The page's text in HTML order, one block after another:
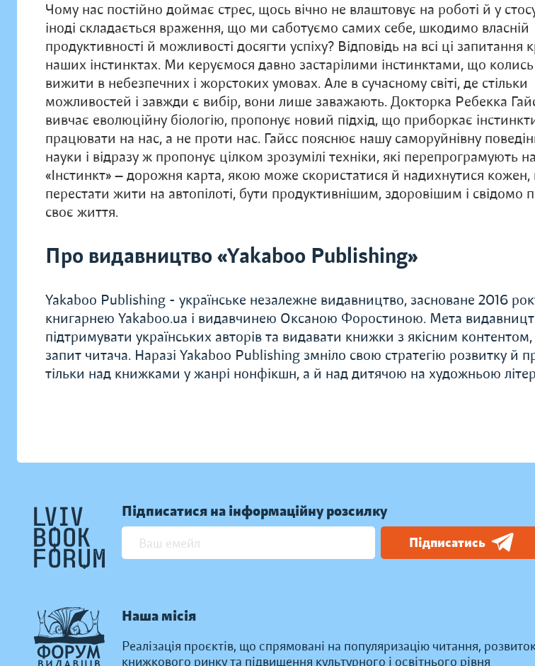
Чому нас постійно доймає стрес, щось вічно не влаштовує на роботі й у
іноді складається враження, що ми саботуємо самих себе, шкодимо власній
продуктивності й можливості досягти успіху? Відповідь на всі ці запитання
наших інстинктах. Ми керуємося давно застарілими інстинктами, що
вижити в небезпечних і жорстоких умовах. Але в сучасному світі, де стільки
можливостей і завжди є вибір, вони лише заважають. Докторка Ребекка
вивчає еволюційну біологію, пропонує новий підхід, що приборкає
працювати на нас, а не проти нас. Гайсс пояснює нашу саморуйнівну
науки і відразу ж пропонує цілком зрозумілі техніки, які перепрограмують
«Інстинкт» — дорожня карта, якою може скористатися й надихнутися
перестати жити на автопілоті, бути продуктивнішим, здоровішим і свідомо
своє життя.
Про видавництво «Yakaboo Publishing»
Yakaboo Publishing - українське незалежне видавництво, засноване 2016
книгарнею Yakaboo.ua і видавчинею Оксаною Форостиною. Мета
підтримувати українських авторів та видавати книжки з якісним
запит читача. Наразі Yakaboo Publishing змніло свою стратегію розвитку й
тільки над книжками у жанрі нонфікшн, а й над дитячою на художньою
Підписатися на інформаційну розсилку
Підписатись
Наша місія
Реалізація проєктів, що спрямовані на популяризацію читання,
книжкового ринку та підвищення культурного і освітнього рівня